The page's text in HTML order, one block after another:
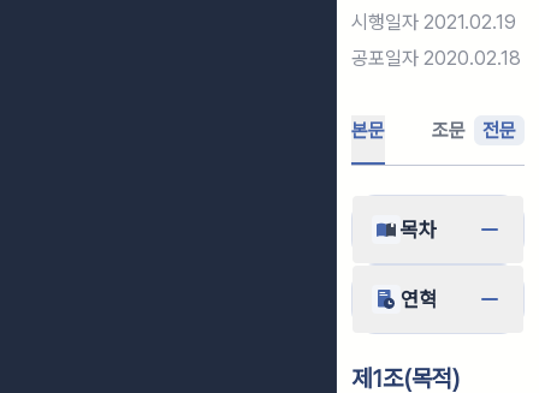
시행일자 2021.02.19
공포일자 2020.02.18
본문 조문 전문
목차
연혁
제1조(목적)